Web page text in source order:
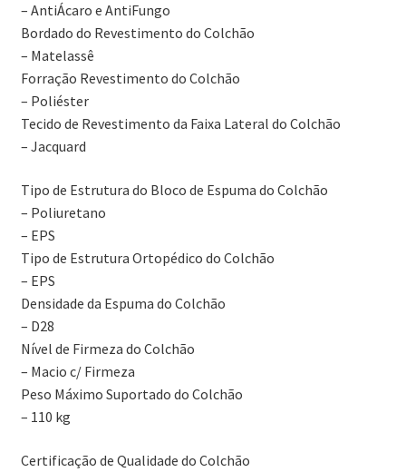
– AntiÁcaro e AntiFungo
Bordado do Revestimento do Colchão
– Matelassê
Forração Revestimento do Colchão
– Poliéster
Tecido de Revestimento da Faixa Lateral do Colchão
– Jacquard
Tipo de Estrutura do Bloco de Espuma do Colchão
– Poliuretano
– EPS
Tipo de Estrutura Ortopédico do Colchão
– EPS
Densidade da Espuma do Colchão
– D28
Nível de Firmeza do Colchão
– Macio c/ Firmeza
Peso Máximo Suportado do Colchão
– 110 kg
Certificação de Qualidade do Colchão